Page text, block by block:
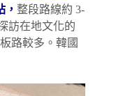
整段路線約 3-
訪在地文化的
路較多。韓國